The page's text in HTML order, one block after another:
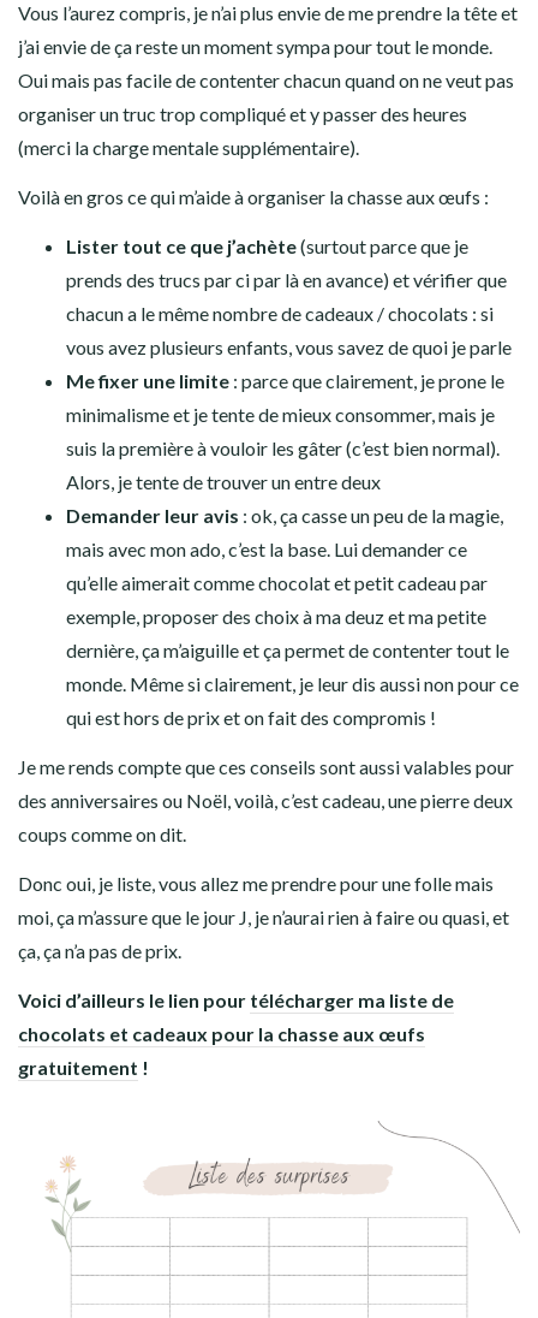
Vous l’aurez compris, je n’ai plus envie de me prendre la tête et
j’ai envie de ça reste un moment sympa pour tout le monde.
Oui mais pas facile de contenter chacun quand on ne veut pas
organiser un truc trop compliqué et y passer des heures
(merci la charge mentale supplémentaire).
Voilà en gros ce qui m’aide à organiser la chasse aux œufs :
Lister tout ce que j’achète(surtout parce que je
prends des trucs par ci par là en avance) et vérifier que
chacun a le même nombre de cadeaux / chocolats : si
vous avez plusieurs enfants, vous savez de quoi je parle
Me fixer une limite : parce que clairement, je prone le
minimalisme et je tente de mieux consommer, mais je
suis la première à vouloir les gâter (c’est bien normal).
Alors, je tente de trouver un entre deux
Demander leur avis : ok, ça casse un peu de la magie,
mais avec mon ado, c’est la base. Lui demander ce
qu’elle aimerait comme chocolat et petit cadeau par
exemple, proposer des choix à ma deuz et ma petite
dernière, ça m’aiguille et ça permet de contenter tout le
monde. Même si clairement, je leur dis aussi non pour ce
qui est hors de prix et on fait des compromis !
Je me rends compte que ces conseils sont aussi valables pour
des anniversaires ou Noël, voilà, c’est cadeau, une pierre deux
coups comme on dit.
Donc oui, je liste, vous allez me prendre pour une folle mais
moi, ça m’assure que le jour J, je n’aurai rien à faire ou quasi, et
ça, ça n’a pas de prix.
Voici d’ailleurs le lien pour télécharger ma liste de
chocolats et cadeaux pour la chasse aux œufs
gratuitement !